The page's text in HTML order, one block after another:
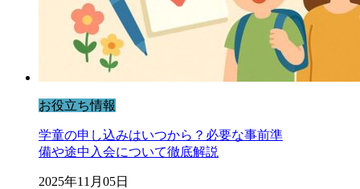
お役立ち情報
学童の申し込みはいつから？必要な事前準
備や途中入会について徹底解説
2025年11月05日